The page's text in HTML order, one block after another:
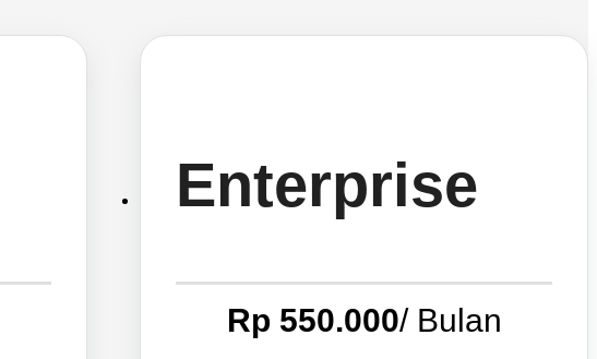
Enterprise
Rp 550.000/ Bulan